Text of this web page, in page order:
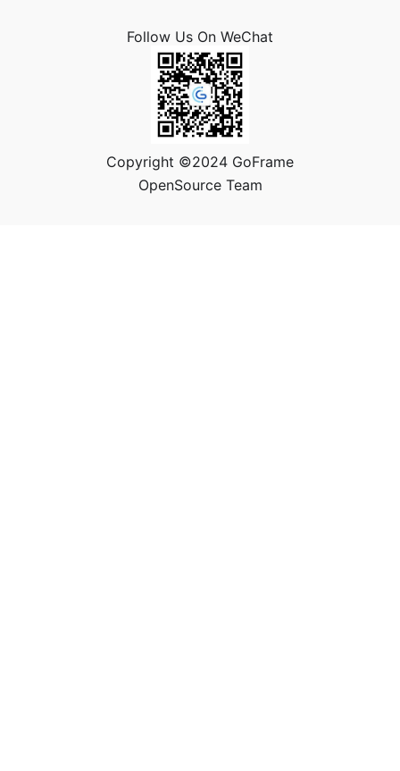
Follow Us On WeChat
Copyright ©2024 GoFrame
OpenSource Team